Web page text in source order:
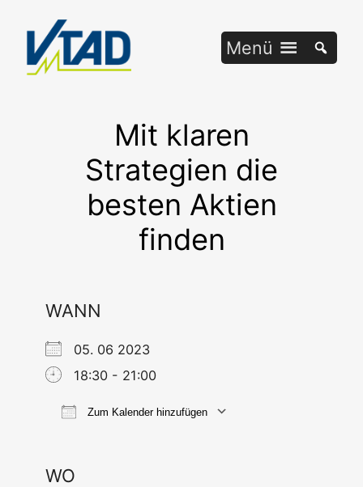
springen
Menü
Mit klaren
Strategien die
besten Aktien
finden
WANN
05. 06 2023
18:30 - 21:00
Zum Kalender hinzufügen
WO